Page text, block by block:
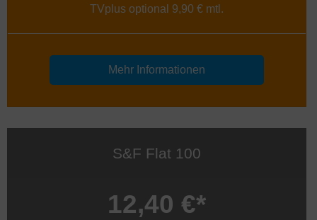
TVplus optional 9,90 € mtl.
Mehr Informationen
S&F Flat 100
12,40 €*